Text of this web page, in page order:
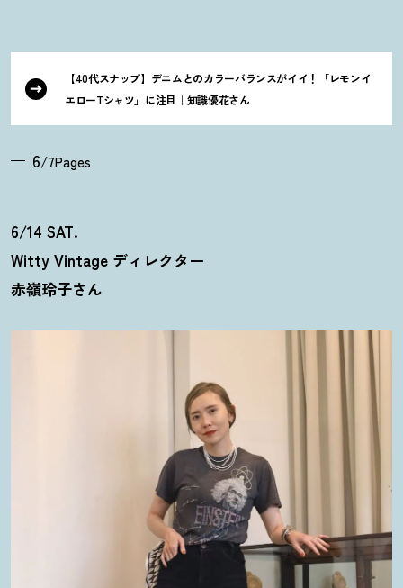
【40代スナップ】デニムとのカラーバランスがイイ ！
「レモンイ
エローTシャツ」に注目｜知識優花さん
6/7Pages
6/14 SAT.
Witty Vintage ディレクター
赤嶺玲子さん